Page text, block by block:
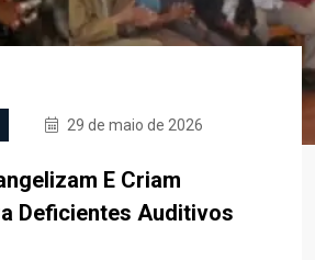
29 de maio de 2026
E Criam
Deficientes Auditivos